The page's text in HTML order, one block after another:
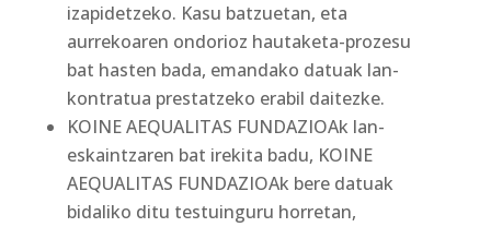
izapidetzeko. Kasu batzuetan, eta
aurrekoaren ondorioz hautaketa-prozesu
bat hasten bada, emandako datuak lan-
kontratua prestatzeko erabil daitezke.
KOINE AEQUALITAS FUNDAZIOAk lan-
eskaintzaren bat irekita badu, KOINE
AEQUALITAS FUNDAZIOAk bere datuak
bidaliko ditu testuinguru horretan,